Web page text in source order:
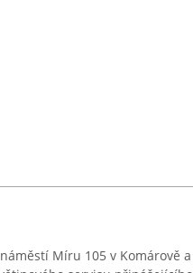
Míru 105 v Komárově a